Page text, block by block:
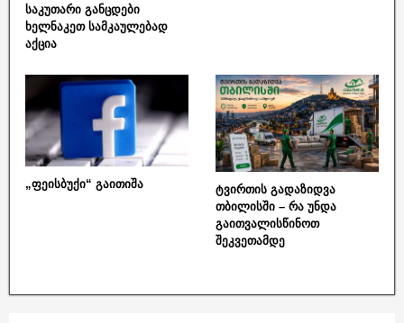
საკუთარი განცდები
ხელნაკეთ სამკაულებად
აქცია
„ფეისბუქი“ გაითიშა
ტვირთის გადაზიდვა
თბილისში – რა უნდა
გაითვალისწინოთ
შეკვეთამდე